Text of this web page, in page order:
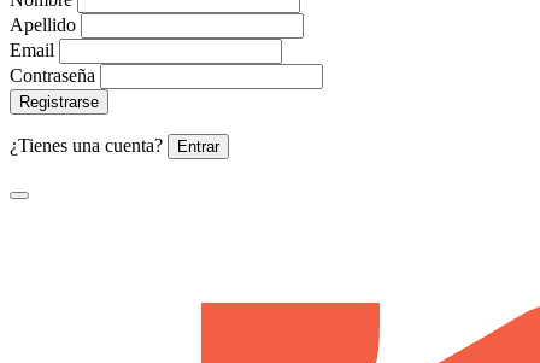
Apellido
Email
Contraseña
Registrarse
¿Tienes una cuenta? Entrar